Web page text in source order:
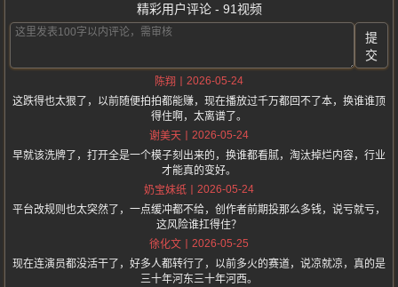
精彩用户评论 - 91视频
提
交
陈翔
2026-05-24
这跌得也太狠了，以前随便拍拍都能赚，现在播放过千万都回不了本，换谁谁顶
得住啊，太离谱了。
谢美天
2026-05-24
早就该洗牌了，打开全是一个模子刻出来的，换谁都看腻，淘汰掉烂内容，行业
才能真的变好。
奶宝妹纸
2026-05-24
平台改规则也太突然了，一点缓冲都不给，创作者前期投那么多钱，说亏就亏，
这风险谁扛得住？
徐化文
2026-05-25
现在连演员都没活干了，好多人都转行了，以前多火的赛道，说凉就凉，真的是
三十年河东三十年河西。